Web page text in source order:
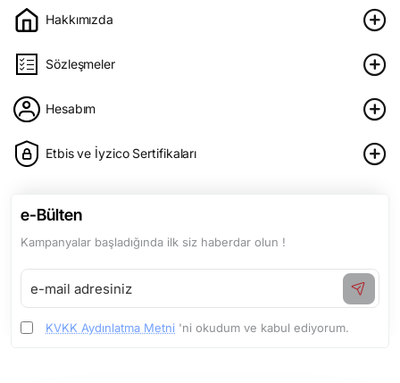
Hakkımızda
Sözleşmeler
Hesabım
Etbis ve İyzico Sertifikaları
e-Bülten
Kampanyalar başladığında ilk siz haberdar olun !
e-
mail
adresiniz
KVKK Aydınlatma Metni 'ni okudum ve kabul ediyorum.